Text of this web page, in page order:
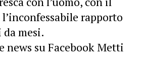
rapporto
da mesi.
news su Facebook Metti